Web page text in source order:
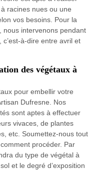
racines nues ou une
vos besoins. Pour la
nous intervenons pendant
à-dire entre avril et
des végétaux à
pour embellir votre
Dufresne. Nos
sont aptes à effectuer
vivaces, de plantes
etc. Soumettez-nous tout
procéder. Par
du type de végétal à
et le degré d’exposition